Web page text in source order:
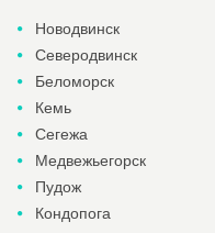
Новодвинск
Северодвинск
Беломорск
Кемь
Сегежа
Медвежьегорск
Пудож
Кондопога